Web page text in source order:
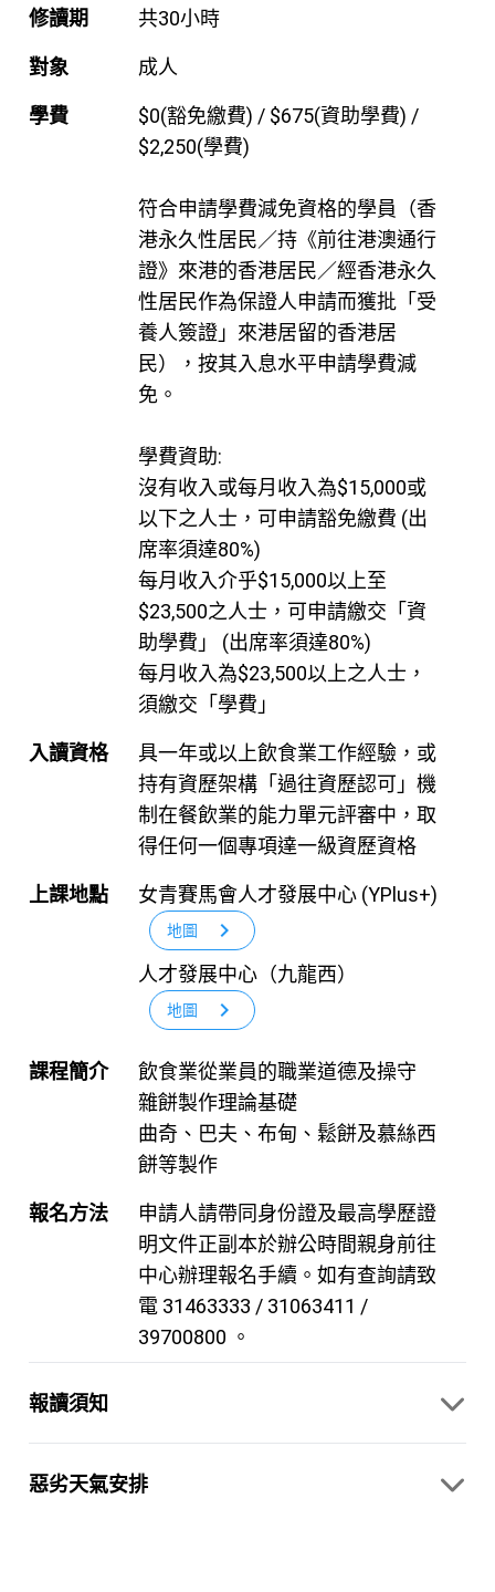
修讀期 共30小時
對象 成人
學費
$0(豁免繳費) / $675(資助學費) /
$2,250(學費)
符合申請學費減免資格的學員（香
港永久性居民／持《前往港澳通行
證》來港的香港居民／經香港永久
性居民作為保證人申請而獲批「受
養人簽證」來港居留的香港居
民），按其入息水平申請學費減
免。
學費資助:
沒有收入或每月收入為$15,000或
以下之人士，可申請豁免繳費 (出
席率須達80%)
每月收入介乎$15,000以上至
$23,500之人士，可申請繳交「資
助學費」 (出席率須達80%)
每月收入為$23,500以上之人士，
須繳交「學費」
入讀資格
具一年或以上飲食業工作經驗，或
持有資歷架構「過往資歷認可」機
制在餐飲業的能力單元評審中，取
得任何一個專項達一級資歷資格
上課地點 女青賽馬會人才發展中心 (YPlus+)
地圖 chevron_right
人才發展中心（九龍西）
地圖 chevron_right
課程簡介
飲食業從業員的職業道德及操守
雜餅製作理論基礎
曲奇、巴夫、布甸、鬆餅及慕絲西
餅等製作
報名方法
申請人請帶同身份證及最高學歷證
明文件正副本於辦公時間親身前往
中心辦理報名手續。如有查詢請致
電 31463333 / 31063411 /
39700800 。
報讀須知
惡劣天氣安排